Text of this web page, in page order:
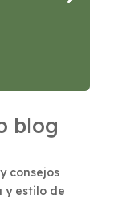
blog
consejos
y estilo de